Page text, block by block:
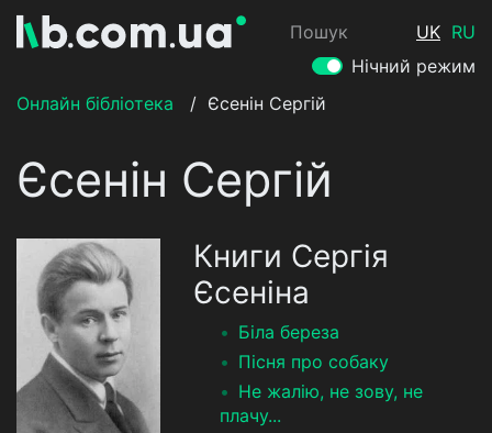
Пошук UK RU
Нічний режим
Онлайн бібліотека
/ Єсенін Сергій
Єсенін Сергій
Книги Сергія
Єсеніна
Біла береза
Пісня про собаку
Не жалію, не зову, не
плачу...